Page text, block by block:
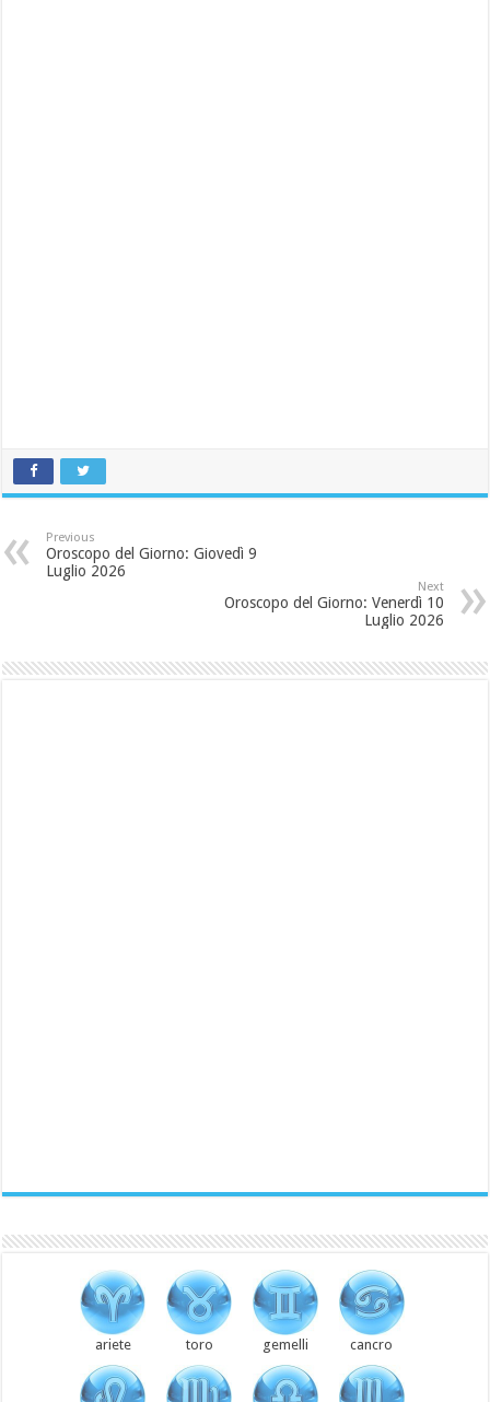
Previous
Oroscopo del Giorno: Giovedì 9
Luglio 2026
Next
Oroscopo del Giorno: Venerdì 10
Luglio 2026
ariete toro gemelli cancro